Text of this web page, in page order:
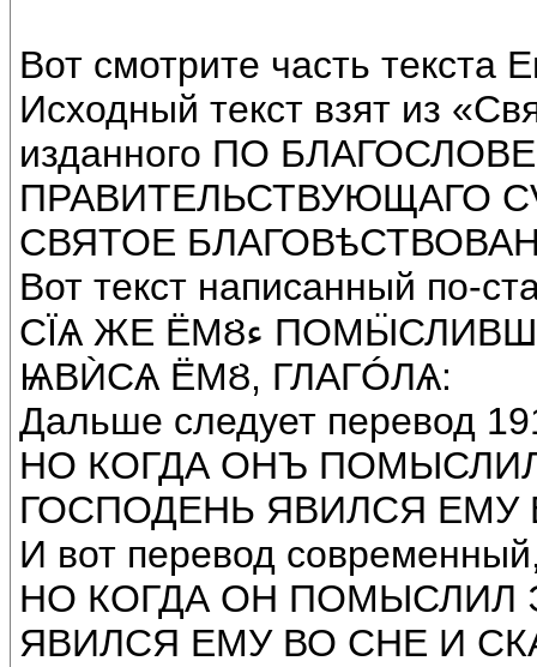
Вот смотрите часть текста
Исходный текст взят из
изданного ПО
ПРАВИТЕЛЬСТВУЮЩАГО
СВЯТОЕ
Вот текст написанный по-
ϹЇѦ ЖЕ ËМȢء ПОМӸСЛИВШȢ, СÉ ẤГЃЛЪ ГДЕНЬ ВО СНѣ
Дальше следует перевод
НО КОГДА ОНЪ
ГОСПОДЕНЬ ЯВИЛСЯ ЕМУ
И вот перевод
НО КОГДА ОН ПОМЫСЛИЛ
ЯВИЛСЯ ЕМУ ВО СНЕ И